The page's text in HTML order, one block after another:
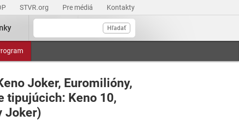
STVR.org Pre médiá Kontakty
Hľadať
Joker, Euromilióny,
tipujúcich: Keno 10,
Joker)